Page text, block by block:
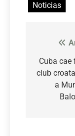
Noticias
de
Cuba cae
club
a